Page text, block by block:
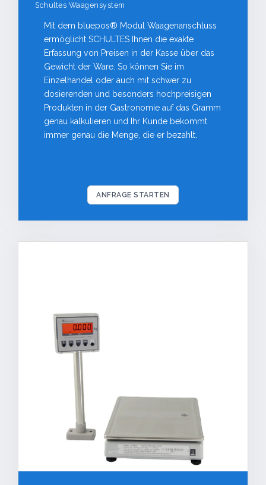
Schultes Waagensystem
Mit dem bluepos® Modul Waagenanschluss
ermöglicht SCHULTES Ihnen die exakte
Erfassung von Preisen in der Kasse über das
Gewicht der Ware. So können Sie im
Einzelhandel oder auch mit schwer zu
dosierenden und besonders hochpreisigen
Produkten in der Gastronomie auf das Gramm
genau kalkulieren und Ihr Kunde bekommt
immer genau die Menge, die er bezahlt.
ANFRAGE STARTEN